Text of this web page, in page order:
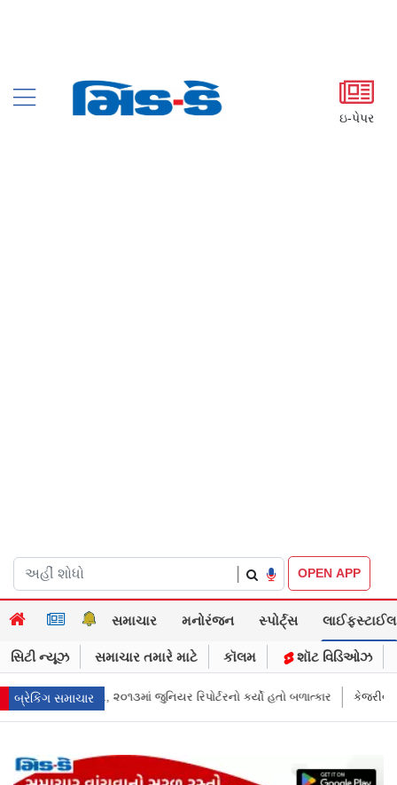
ઇ-પેપર
OPEN APP
સમાચાર મનોરંજન સ્પોર્ટ્સ લાઈફસ્ટાઈલ
સિટી ન્યૂઝ સમાચાર તમારે માટે કૉલમ શૉટ વિડિઓઝ
બ્રેકિંગ સમાચાર
રિપોર્ટરનો કર્યો હતો બળાત્કાર કેજરીવાલનું ઇન્સ્ટાગ્રામ એકાઉન્ટ